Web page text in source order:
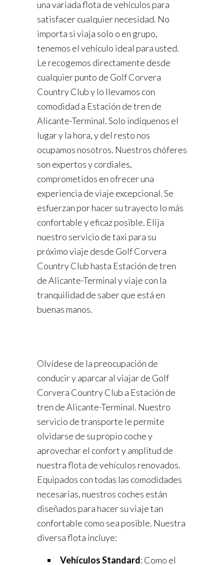
una variada flota de vehículos para
satisfacer cualquier necesidad. No
importa si viaja solo o en grupo,
tenemos el vehículo ideal para usted.
Le recogemos directamente desde
cualquier punto de Golf Corvera
Country Club y lo llevamos con
comodidad a Estación de tren de
Alicante-Terminal. Solo indíquenos el
lugar y la hora, y del resto nos
ocupamos nosotros. Nuestros chóferes
son expertos y cordiales,
comprometidos en ofrecer una
experiencia de viaje excepcional. Se
esfuerzan por hacer su trayecto lo más
confortable y eficaz posible. Elija
nuestro servicio de taxi para su
próximo viaje desde Golf Corvera
Country Club hasta Estación de tren
de Alicante-Terminal y viaje con la
tranquilidad de saber que está en
buenas manos.
Olvídese de la preocupación de
conducir y aparcar al viajar de Golf
Corvera Country Club a Estación de
tren de Alicante-Terminal. Nuestro
servicio de transporte le permite
olvidarse de su propio coche y
aprovechar el confort y amplitud de
nuestra flota de vehículos renovados.
Equipados con todas las comodidades
necesarias, nuestros coches están
diseñados para hacer su viaje tan
confortable como sea posible. Nuestra
diversa flota incluye:
Vehículos Standard: Como el